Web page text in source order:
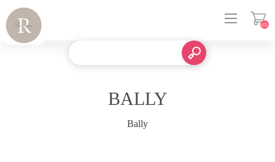
(0)
BALLY
Bally